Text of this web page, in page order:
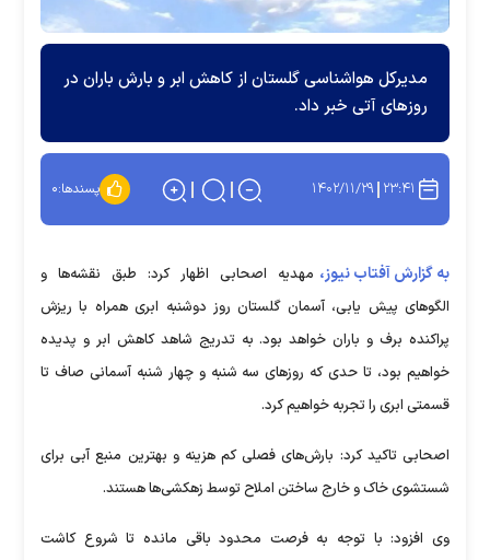
مدیرکل هواشناسی گلستان از کاهش ابر و بارش باران در
روز‌های آتی خبر داد.
۲۳:۴۱ ۱۴۰۲/۱۱/۲۹ پسندها:۰
به گزارش آفتاب نیوز، مهدیه اصحابی اظهار کرد: طبق نقشه‌ها و
الگو‌های پیش یابی، آسمان گلستان روز دوشنبه ابری همراه با ریزش
پراکنده برف و باران خواهد بود. به تدریج شاهد کاهش ابر و پدیده
خواهیم بود، تا حدی که روز‌های سه شنبه و چهار شنبه آسمانی صاف تا
قسمتی ابری را تجربه خواهیم کرد.
اصحابی تاکید کرد: بارش‌های فصلی کم هزینه و بهترین منبع آبی برای
شستشوی خاک و خارج ساختن املاح توسط زهکشی‌ها هستند.
وی افزود: با توجه به فرصت محدود باقی مانده تا شروع کاشت